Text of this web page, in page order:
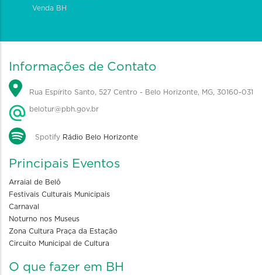
Venda BH
Informações de Contato
Rua Espírito Santo, 527 Centro - Belo Horizonte, MG, 30160-031
belotur@pbh.gov.br
Spotify Rádio Belo Horizonte
Principais Eventos
Arraial de Belô
Festivais Culturais Municipais
Carnaval
Noturno nos Museus
Zona Cultura Praça da Estação
Circuito Municipal de Cultura
O que fazer em BH